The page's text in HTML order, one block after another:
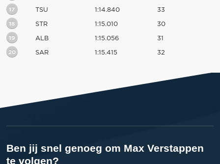
17 TSU 1:14.840 33
18 STR 1:15.010 30
19 ALB 1:15.056 31
20 SAR 1:15.415 32
Ben jij snel genoeg om Max Verstappen
te volgen?